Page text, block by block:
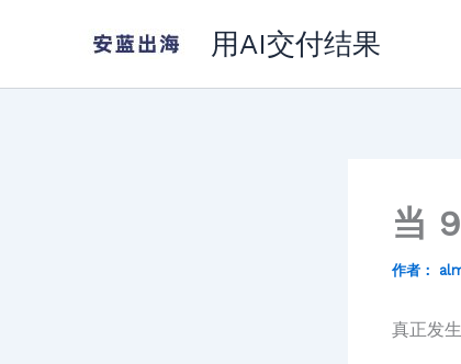
用AI交付结果
当
作者：
真正发